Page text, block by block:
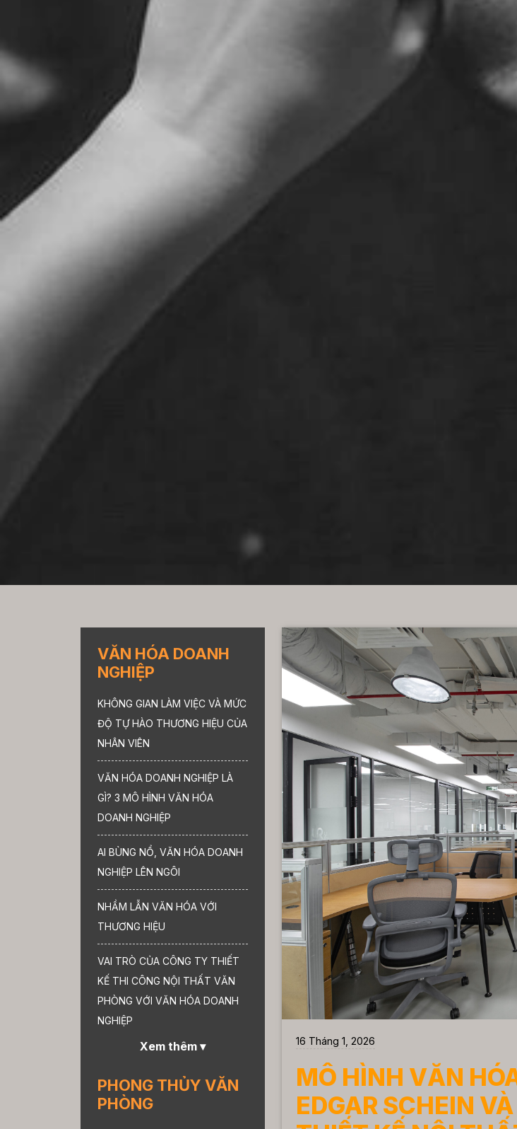
VĂN HÓA DOANH
NGHIỆP
KHÔNG GIAN LÀM VIỆC VÀ MỨC
ĐỘ TỰ HÀO THƯƠNG HIỆU CỦA
NHÂN VIÊN
VĂN HÓA DOANH NGHIỆP LÀ
GÌ? 3 MÔ HÌNH VĂN HÓA
DOANH NGHIỆP
AI BÙNG NỔ, VĂN HÓA DOANH
NGHIỆP LÊN NGÔI
NHẦM LẪN VĂN HÓA VỚI
THƯƠNG HIỆU
VAI TRÒ CỦA CÔNG TY THIẾT
KẾ THI CÔNG NỘI THẤT VĂN
PHÒNG VỚI VĂN HÓA DOANH
NGHIỆP
Xem thêm ▾
PHONG THỦY VĂN
PHÒNG
16 Tháng 1, 2026
MÔ HÌNH VĂN
EDGAR SCHEIN